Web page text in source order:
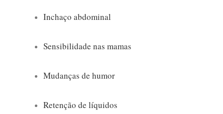
Inchaço abdominal
Sensibilidade nas mamas
Mudanças de humor
Retenção de líquidos